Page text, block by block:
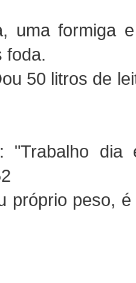
uma formiga
foda.
50 litros de
"Trabalho
próprio peso,